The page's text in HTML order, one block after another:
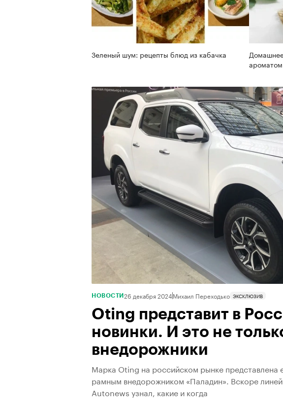
Зеленый шум: рецепты блюд из кабачка
ароматом
НОВОСТИ 26 декабря 2024Михаил Переходько ЭКСКЛЮЗИВ
Oting представит в
новинки. И это не
внедорожники
Марка Oting на российском рынке
рамным внедорожником «Паладин». Вскоре
Autonews узнал, какие и когда